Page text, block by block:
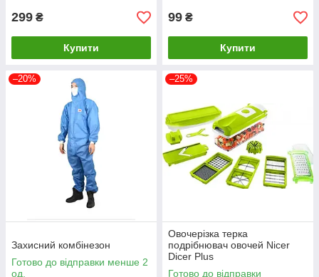
299 ₴
Купити
99 ₴
Купити
–20%
Захисний комбінезон
Готово до відправки менше 2
од.
–25%
Овочерізка терка
подрібнювач овочей Nicer
Dicer Plus
Готово до відправки